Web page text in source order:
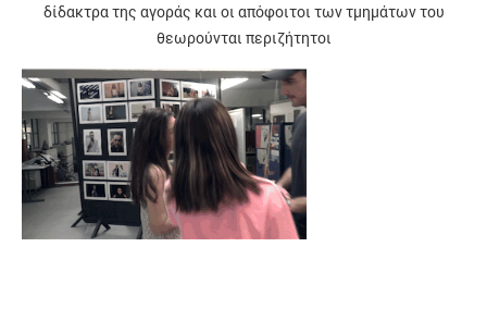
δίδακτρα της αγοράς και οι απόφοιτοι των τμημάτων του
θεωρούνται περιζήτητοι